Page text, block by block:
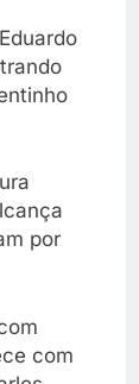
por
com